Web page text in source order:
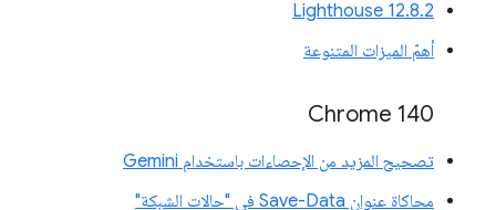
‫Lighthouse 12.8.2
أهمّ الميزات المتنوعة
Chrome 140
تصحيح المزيد من الإحصاءات باستخدام Gemini
محاكاة عنوان Save-Data في "حالات الشبكة"